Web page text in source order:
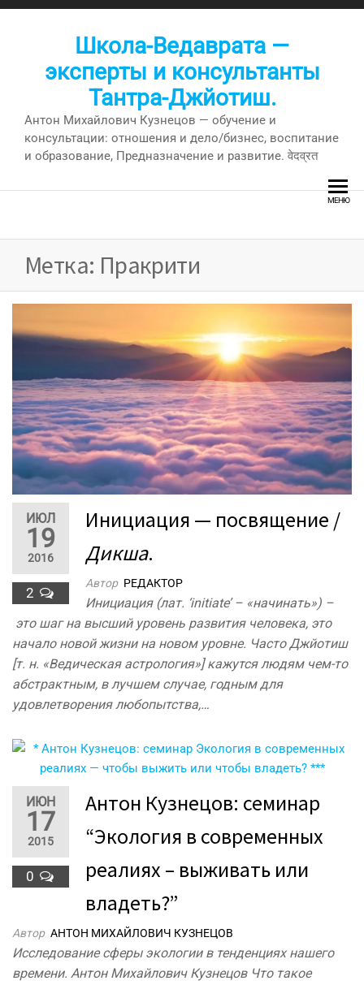
Перейти
Школа-Ведаврата —
эксперты и консультанты
Тантра-Джйотиш.
Антон Михайлович Кузнецов — обучение и
консультации: отношения и дело/бизнес, воспитание
и образование, Предназначение и развитие. वेदव्रत
МЕНЮ
Метка: Пракрити
ИЮЛ
19
2016
2
Инициация — посвящение /
Дикша.
Автор РЕДАКТОР
Инициация (лат. ‘initiate’ – «начинать») –
это шаг на высший уровень развития человека, это
начало новой жизни на новом уровне. Часто Джйотиш
[т. н. «Ведическая астрология»] кажутся людям чем-то
абстрактным, в лучшем случае, годным для
удовлетворения любопытства,…
ИЮН
17
2015
0
Антон Кузнецов: семинар
“Экология в современных
реалиях – выживать или
владеть?”
Автор АНТОН МИХАЙЛОВИЧ КУЗНЕЦОВ
Исследование сферы экологии в тенденциях нашего
времени. Антон Михайлович Кузнецов Что такое